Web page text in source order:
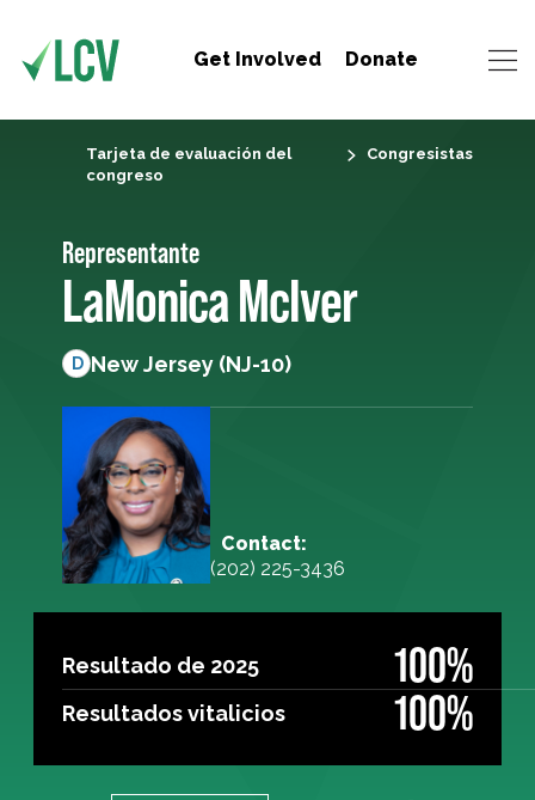
Get Involved Donate
Tarjeta de evaluación del
congreso
Congresistas
Representante
LaMonica McIver
D New Jersey (NJ-10)
Contact:
(202) 225-3436
Resultado de 2025 100%
Resultados vitalicios 100%